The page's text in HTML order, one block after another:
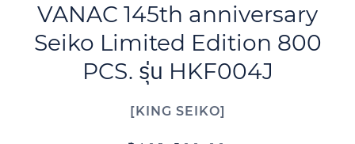
VANAC 145th anniversary
Seiko Limited Edition 800
PCS. รุ่น HKF004J
KING SEIKO